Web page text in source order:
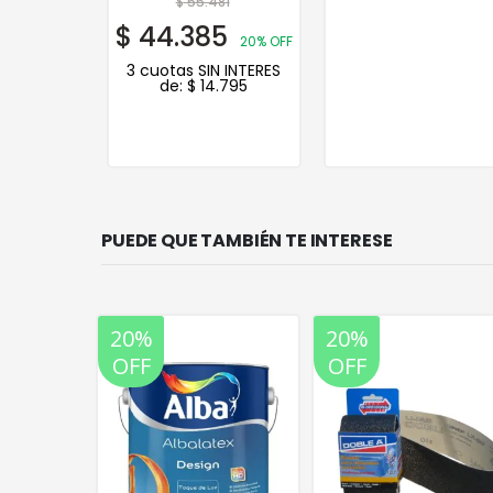
$ 44.385 20% OFF
3 cuotas SIN INTERES
de:$ 14.795
PUEDE QUE TAMBIÉN TE INTERESE
20%
OFF
20%
OFF